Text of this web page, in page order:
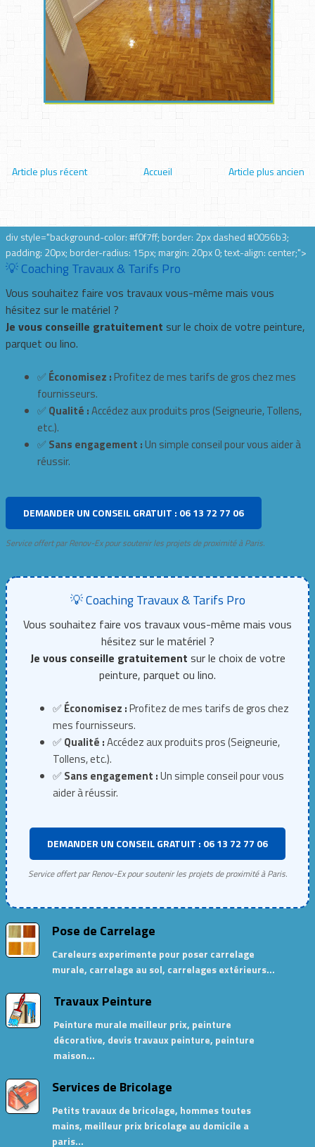
Article plus récent Article plus ancien
Accueil
div style="background-color: #f0f7ff; border: 2px dashed #0056b3;
padding: 20px; border-radius: 15px; margin: 20px 0; text-align: center;">
💡 Coaching Travaux & Tarifs Pro
Vous souhaitez faire vos travaux vous-même mais vous
hésitez sur le matériel ?
Je vous conseille gratuitement sur le choix de votre peinture,
parquet ou lino.
✅ Économisez : Profitez de mes tarifs de gros chez mes
fournisseurs.
✅ Qualité :Accédez aux produits pros (Seigneurie, Tollens,
etc.).
✅ Sans engagement : Un simple conseil pour vous aider à
réussir.
DEMANDER UN CONSEIL GRATUIT : 06 13 72 77 06
Service offert par Renov-Ex pour soutenir les projets de proximité à Paris.
💡 Coaching Travaux & Tarifs Pro
Vous souhaitez faire vos travaux vous-même mais vous
hésitez sur le matériel ?
Je vous conseille gratuitement sur le choix de votre
peinture, parquet ou lino.
✅Économisez :Profitez de mes tarifs de gros chez
mes fournisseurs.
✅Qualité :Accédez aux produits pros (Seigneurie,
Tollens, etc.).
✅Sans engagement :Un simple conseil pour vous
aider à réussir.
DEMANDER UN CONSEIL GRATUIT : 06 13 72 77 06
Service offert par Renov-Ex pour soutenir les projets de proximité à Paris.
Pose de Carrelage
Careleurs experimente pour poser carrelage
murale, carrelage au sol, carrelages extérieurs…
Travaux Peinture
Peinture murale meilleur prix, peinture
décorative, devis travaux peinture, peinture
maison…
Services de Bricolage
Petits travaux de bricolage, hommes toutes
mains, meilleur prix bricolage au domicile a
paris…